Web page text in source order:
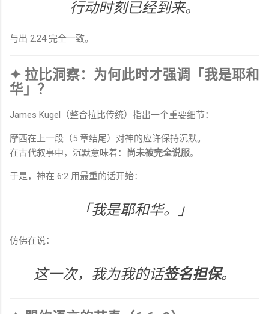
行动时刻已经到来。
与出 2:24 完全一致。
✦ 拉比洞察：为何此时才强调「我是耶和
华」？
James Kugel（整合拉比传统）指出一个重要细节：
摩西在上一段（5 章结尾）对神的应许保持沉默。
在古代叙事中，沉默意味着： 尚未被完全说服。
于是，神在 6:2 用最重的话开始：
「我是耶和华。」
仿佛在说：
这一次，我为我的话签名担保。